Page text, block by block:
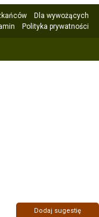
Dla wywożących
Polityka prywatności
Dodaj sugestię